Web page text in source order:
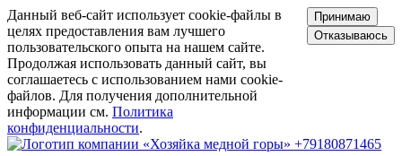
Данный веб-сайт использует cookie-файлы в
целях предоставления вам лучшего
пользовательского опыта на нашем сайте.
Продолжая использовать данный сайт, вы
соглашаетесь с использованием нами cookie-
файлов. Для получения дополнительной
информации см. Политика
конфиденциальности.
Принимаю
Отказываюсь
+79180871465